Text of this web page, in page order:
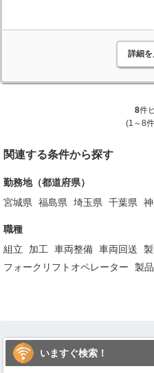
詳細を
8件
(1～8
関連する条件から探す
勤務地（都道府県）
宮城県
福島県 埼玉県 千葉県
職種
組立
加工 車両整備 車両回送
フォークリフトオペレーター
製
いますぐ検索！